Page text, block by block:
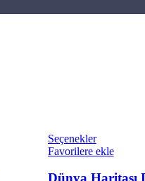
Seçenekler
Favorilere ekle